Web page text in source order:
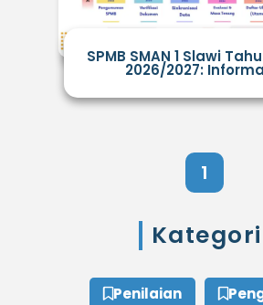
SPMB SMAN 1 Slawi
2026/2027:
1
Kategori
Penilaian